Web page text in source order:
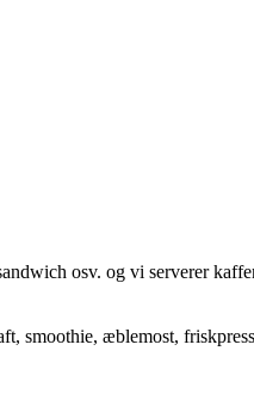
osv. og vi serverer
smoothie, æblemost,